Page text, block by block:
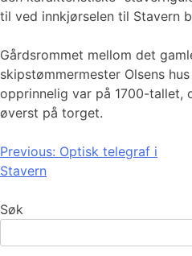
til ved innkjørselen til Stavern
Gårdsrommet mellom det
skipstømmermester Olsens
opprinnelig var på 1700-tallet,
øverst på torget.
Innleggsnavigasjon
Previous: Optisk telegraf i
Stavern
Søk